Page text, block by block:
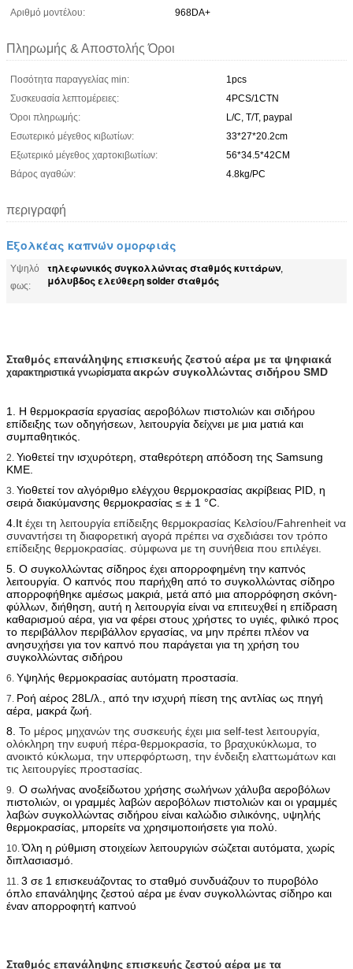
Αριθμό μοντέλου:
968DA+
Πληρωμής & Αποστολής Όροι
Ποσότητα παραγγελίας min:
1pcs
Συσκευασία λεπτομέρειες:
4PCS/1CTN
Όροι πληρωμής:
L/C, T/T, paypal
Εσωτερικό μέγεθος κιβωτίων:
33*27*20.2cm
Εξωτερικό μέγεθος χαρτοκιβωτίων:
56*34.5*42CM
Βάρος αγαθών:
4.8kg/PC
περιγραφή
Εξολκέας καπνών ομορφιάς
Υψηλό
φως:
τηλεφωνικός συγκολλώντας σταθμός κυττάρων,
μόλυβδος ελεύθερη solder σταθμός
Σταθμός επανάληψης επισκευής ζεστού αέρα με τα ψηφιακά
χαρακτηριστικά γνωρίσματα ακρών συγκολλώντας σιδήρου SMD
1. Η θερμοκρασία εργασίας αεροβόλων πιστολιών και σιδήρου
επίδειξης των οδηγήσεων, λειτουργία δείχνει με μια ματιά και
συμπαθητικός.
2. Υιοθετεί την ισχυρότερη, σταθερότερη απόδοση της Samsung
ΚΜΕ.
3. Υιοθετεί τον αλγόριθμο ελέγχου θερμοκρασίας ακρίβειας PID, η
σειρά διακύμανσης θερμοκρασίας ≤ ± 1 °C.
4.It έχει τη λειτουργία επίδειξης θερμοκρασίας Κελσίου/Fahrenheit να
συναντήσει τη διαφορετική αγορά πρέπει να σχεδιάσει τον τρόπο
επίδειξης θερμοκρασίας. σύμφωνα με τη συνήθεια που επιλέγει.
5. Ο συγκολλώντας σίδηρος έχει απορροφημένη την καπνός
λειτουργία. Ο καπνός που παρήχθη από το συγκολλώντας σίδηρο
απορροφήθηκε αμέσως μακριά, μετά από μια απορρόφηση σκόνη-
φύλλων, διήθηση, αυτή η λειτουργία είναι να επιτευχθεί η επίδραση
καθαρισμού αέρα, για να φέρει στους χρήστες το υγιές, φιλικό προς
το περιβάλλον περιβάλλον εργασίας, να μην πρέπει πλέον να
ανησυχήσει για τον καπνό που παράγεται για τη χρήση του
συγκολλώντας σιδήρου
6. Υψηλής θερμοκρασίας αυτόματη προστασία.
7. Ροή αέρος 28L/λ.,
από την ισχυρή πίεση της αντλίας ως πηγή
αέρα, μακρά ζωή.
8. Το μέρος μηχανών της συσκευής έχει μια self-test λειτουργία,
ολόκληρη την ευφυή πέρα-θερμοκρασία, το βραχυκύκλωμα, το
ανοικτό κύκλωμα, την υπερφόρτωση, την ένδειξη ελαττωμάτων και
τις λειτουργίες προστασίας.
9. Ο σωλήνας ανοξείδωτου χρήσης σωλήνων χάλυβα αεροβόλων
πιστολιών, οι γραμμές λαβών αεροβόλων πιστολιών και οι γραμμές
λαβών συγκολλώντας σιδήρου είναι καλώδιο σιλικόνης, υψηλής
θερμοκρασίας, μπορείτε να χρησιμοποιήσετε για πολύ.
10.Όλη η ρύθμιση στοιχείων λειτουργιών σώζεται αυτόματα, χωρίς
διπλασιασμό.
11. 3 σε 1 επισκευάζοντας το σταθμό συνδυάζουν το πυροβόλο
όπλο επανάληψης ζεστού αέρα με έναν συγκολλώντας σίδηρο και
έναν απορροφητή καπνού
Σταθμός επανάληψης επισκευής ζεστού αέρα με τα